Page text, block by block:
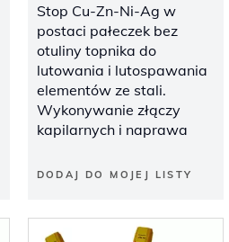
Stop Cu-Zn-Ni-Ag w
postaci pałeczek bez
otuliny topnika do
lutowania i lutospawania
elementów ze stali.
Wykonywanie złączy
kapilarnych i naprawa
DODAJ DO MOJEJ LISTY